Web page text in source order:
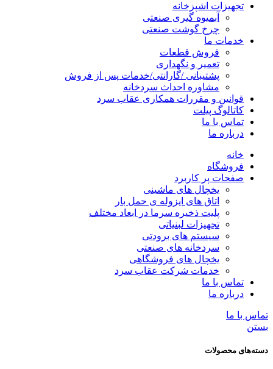
تجهیزات اشپزخانه
آبمیوه گیری صنعتی
چرخ گوشت صنعتی
خدمات ما
فروش قطعات
تعمیر و نگهداری
پشتیبانی /گارانتی/خدمات پس از فروش
مشاوره احداث سردخانه
قوانین و مقررات همکاری عقاب سرد
کاتالوگ پیلت
تماس با ما
درباره ما
خانه
فروشگاه
صفحات پر کاربرد
یخچال های ماشینی
اتاق های ایزوله ی حمل بار
پلیت ذخیره سرما در ابعاد مختلف
تجهیزات لبنیاتی
سیستم های برودتی
سردخانه های صنعتی
یخچال های فروشگاهی
خدمات شرکت عقاب سرد
تماس با ما
درباره ما
تماس با ما
بستن
دسته‌های محصولات